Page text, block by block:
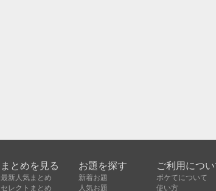
まとめを見る
最新人気まとめ
セレクトまとめ
お題を探す
新着お題
人気お題
ご利用につ
ボケてについて
使い方